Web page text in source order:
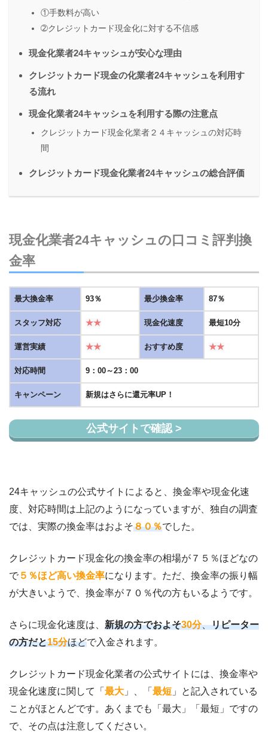
①手数料が高い
➁クレジットカード現金化に対する不信感
現金化業者24キャッシュが安心な理由
クレジットカード現金の化業者24キャッシュを利用す
る流れ
現金化業者24キャッシュを利用する際の注意点
クレジットカード現金化業者２４キャッシュの対応時
間
クレジットカード現金化業者24キャッシュの総合評価
現金化業者24キャッシュの口コミ評判換
金率
最大換金率 93％ 最少換金率 87％
スタッフ対応 ★★ 現金化速度 最短10分
運営実績 ★★ おすすめ度 ★★
対応時間 9：00～23：00
キャンペーン 新規はさらに還元率UP！
公式サイトで確認 >
24キャッシュの公式サイトによると、換金率や現金化速
度、対応時間は上記のようになっていますが、独自の調査
では、実際の換金率はおよそ８０％でした。
クレジットカード現金化の換金率の相場が７５％ほどなの
で ５％ほど高い換金率になります。ただ、換金率の振り幅
が大きいようで、換金率が７０％代の方もいるようです。
さらに現金化速度は、 新規の方でおよそ30分、リピーター
の方だと15分ほどで入金されます。
クレジットカード現金化業者の公式サイトには、換金率や
現金化速度に関して「 最大 」、「 最短 」と記入されている
ことがほとんどです。あくまでも「最大」「最短」ですの
で、その点は注意してください。